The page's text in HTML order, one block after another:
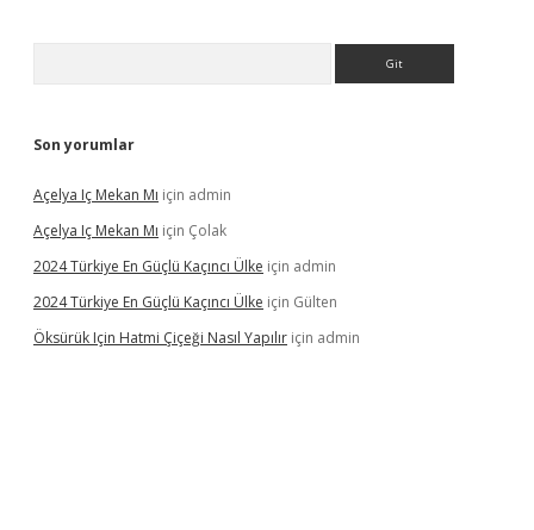
Son yorumlar
Açelya Iç Mekan Mı için admin
Açelya Iç Mekan Mı için Çolak
2024 Türkiye En Güçlü Kaçıncı Ülke için admin
2024 Türkiye En Güçlü Kaçıncı Ülke için Gülten
Öksürük Için Hatmi Çiçeği Nasıl Yapılır için admin